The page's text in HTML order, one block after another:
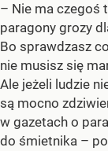
– Nie ma czegoś
paragony grozy
Bo sprawdzasz
nie musisz się
Ale jeżeli ludzie
są mocno
w gazetach o
do śmietnika –